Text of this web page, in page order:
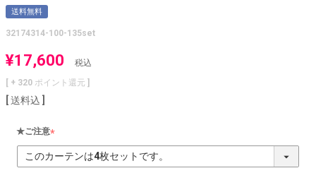
送料無料
32174314-100-135set
¥17,600
税込
[ + 320 ポイント還元 ]
送料込
★ご注意
(
必